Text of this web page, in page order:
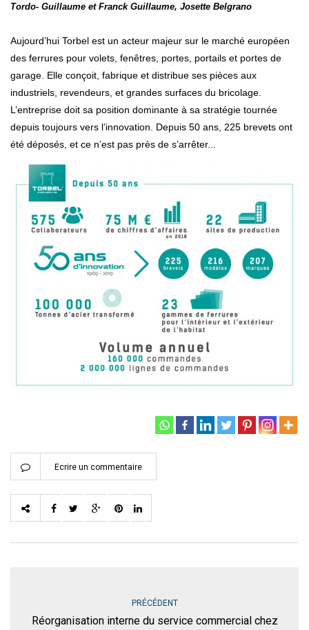
Tordo- Guillaume et Franck Guillaume, Josette Belgrano
Aujourd’hui Torbel est un acteur majeur sur le marché européen
des ferrures pour volets, fenêtres, portes, portails et portes de
garage. Elle conçoit, fabrique et distribue ses pièces aux
industriels, revendeurs, et grandes surfaces du bricolage.
L’entreprise doit sa position dominante à sa stratégie tournée
depuis toujours vers l’innovation. Depuis 50 ans, 225 brevets ont
été déposés, et ce n’est pas près de s’arrêter...
Ecrire un commentaire
PRÉCÉDENT
Réorganisation interne du service commercial chez